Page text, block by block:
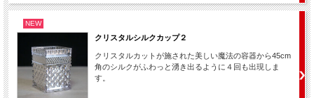
NEW
クリスタルシルクカップ２
クリスタルカットが施された美しい魔法の容器から45cm
角のシルクがふわっと湧き出るように４回も出現しま
す。